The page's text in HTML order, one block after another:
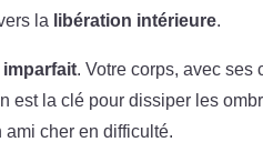
la libération intérieure.
. Votre corps, avec ses
est la clé pour dissiper les
cher en difficulté.